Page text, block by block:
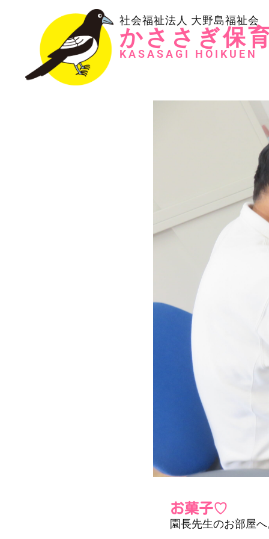
社会福祉法人 大野島福祉会
かささぎ保
KASASAGI HOIKUEN
お菓子♡
園長先生のお部屋